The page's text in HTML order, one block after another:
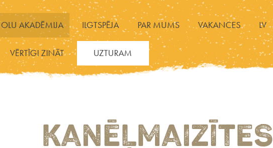
OLU AKADĒMIJA
VĒRTĪGI ZINĀT UZTURAM
ILGTSPĒJA PAR MUMS VAKANCES LV
KANĒĻMAIZĪTES